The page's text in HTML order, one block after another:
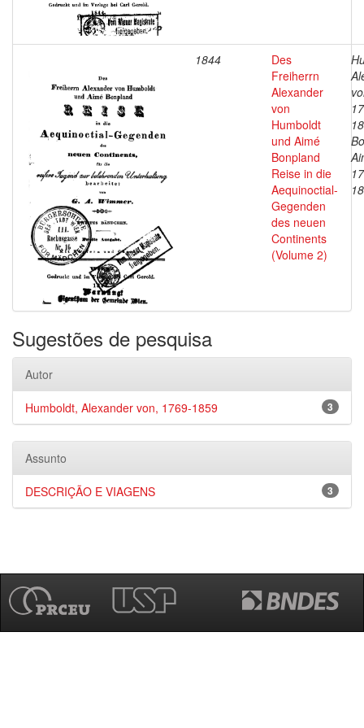
1844
Des
Freiherrn
Alexander
von
Humboldt
und Aimé
Bonpland
Reise in die
Aequinoctial-
Gegenden
des neuen
Continents
(Volume 2)
Sugestões de pesquisa
Autor
3
Humboldt, Alexander von, 1769-1859
Assunto
3
DESCRIÇÃO E VIAGENS